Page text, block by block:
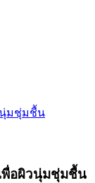
พื่อผิวนุ่มชุ่มชื้น